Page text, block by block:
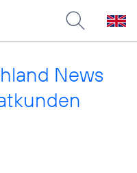
News